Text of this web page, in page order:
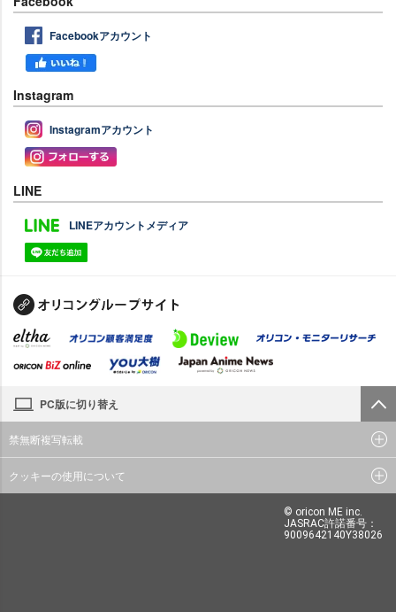
Facebookアカウント
Instagram
Instagramアカウント
LINE
LINEアカウントメディア
PC版に切り替え
禁無断複写転載
クッキーの使用について
© oricon ME inc.
JASRAC許諾番号：
9009642140Y38026